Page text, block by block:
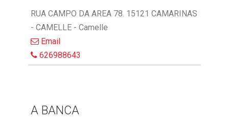
RUA CAMPO DA AREA 78. 15121 CAMARINAS
- CAMELLE - Camelle
Email
626988643
A BANCA